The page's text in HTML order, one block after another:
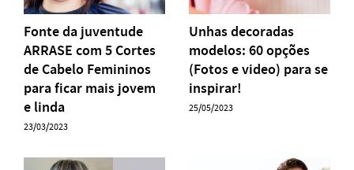
Fonte da juventude
ARRASE com 5 Cortes
de Cabelo Femininos
para ficar mais jovem
e linda
23/03/2023
Unhas decoradas
modelos: 60 opções
(Fotos e video) para se
inspirar!
25/05/2023